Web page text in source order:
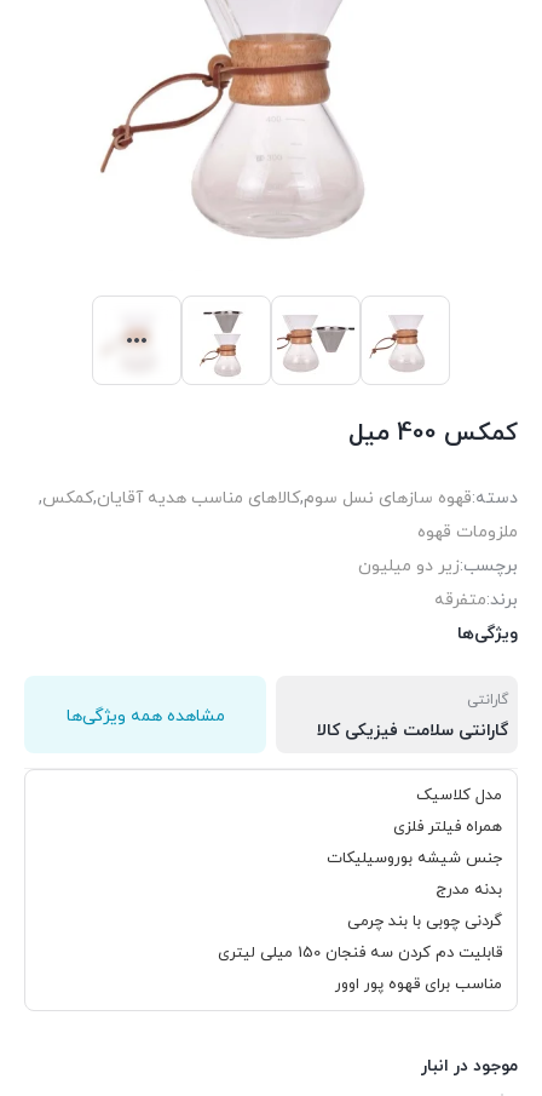
کمکس 400 میل
دسته:قهوه سازهای نسل سوم,کالاهای مناسب هدیه آقایان,کمکس,
ملزومات قهوه
برچسب:زیر دو میلیون
برند:متفرقه
ویژگی‌ها
گارانتی
گارانتی سلامت فیزیکی کالا
مشاهده همه ویژگی‌ها
مدل کلاسیک
همراه فیلتر فلزی
جنس شیشه بوروسیلیکات
بدنه مدرج
گردنی چوبی با بند چرمی
قابلیت دم کردن سه فنجان 150 میلی لیتری
مناسب برای قهوه پور اوور
موجود در انبار